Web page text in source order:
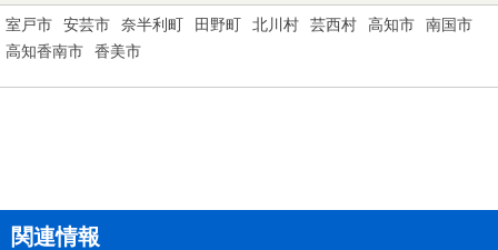
室戸市 安芸市 奈半利町 田野町 北川村 芸西村 高知市
南国市
高知香南市
香美市
関連情報